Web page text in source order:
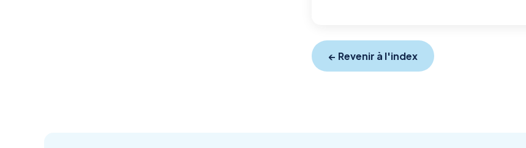
← Revenir à l'index